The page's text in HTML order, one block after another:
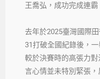
王喬弘，成功完成連
去年於2025臺灣國際
31打破全國紀錄後，
較於決賽時的高張力
言心情並未特別緊張